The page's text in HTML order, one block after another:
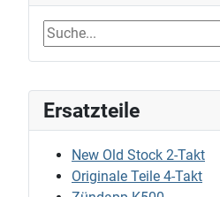
Ersatzteile
New Old Stock 2-Takt
Originale Teile 4-Takt